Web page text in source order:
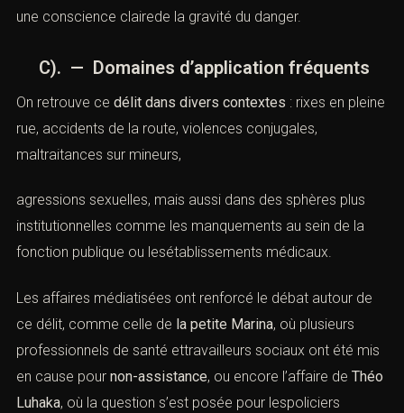
une conscience clairede la gravité du danger.
C). — Domaines d’application fréquents
On retrouve ce délit dans divers contextes : rixes en pleine
rue, accidents de la route, violences conjugales,
maltraitances sur mineurs,
agressions sexuelles, mais aussi dans des sphères plus
institutionnelles comme les manquements au sein de la
fonction publique ou lesétablissements médicaux.
Les affaires médiatisées ont renforcé le débat autour de
ce délit, comme celle de la petite Marina, où plusieurs
professionnels de santé ettravailleurs sociaux ont été mis
en cause pour non-assistance, ou encore l’affaire de Théo
Luhaka, où la question s’est posée pour lespoliciers